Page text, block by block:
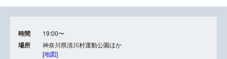
時間 19:00〜
場所
神奈川県清川村運動公園ほか
[地図]